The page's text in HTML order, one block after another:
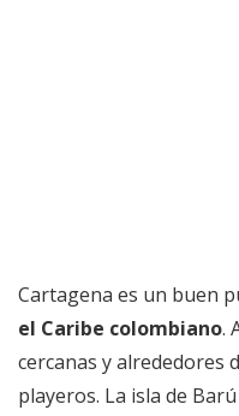
Cartagena es un buen
el Caribe colombiano.
cercanas y alrededores
playeros. La isla de